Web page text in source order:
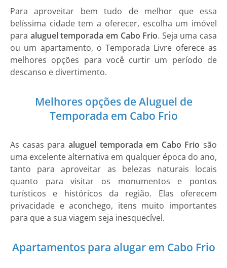
Para aproveitar bem tudo de melhor que essa
belíssima cidade tem a oferecer, escolha um imóvel
para aluguel temporada em Cabo Frio. Seja uma casa
ou um apartamento, o Temporada Livre oferece as
melhores opções para você curtir um período de
descanso e divertimento.
Melhores opções de Aluguel de
Temporada em Cabo Frio
As casas para aluguel temporada em Cabo Frio são
uma excelente alternativa em qualquer época do ano,
tanto para aproveitar as belezas naturais locais
quanto para visitar os monumentos e pontos
turísticos e históricos da região. Elas oferecem
privacidade e aconchego, itens muito importantes
para que a sua viagem seja inesquecível.
Apartamentos para alugar em Cabo Frio